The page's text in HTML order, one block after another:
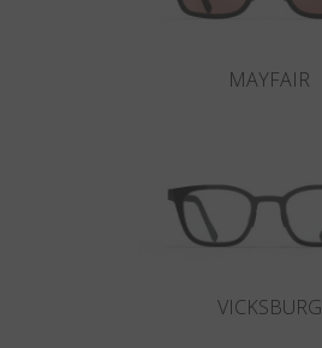
MAYFAIR
VICKSBURG